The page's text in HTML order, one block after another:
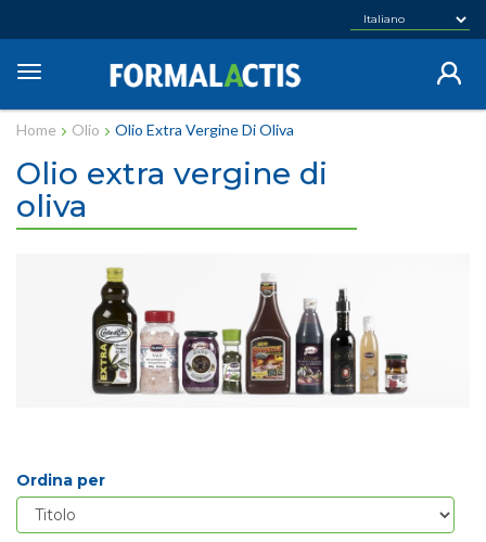
principale
Home Olio Olio Extra Vergine Di Oliva
Olio extra vergine di
oliva
Ordina per